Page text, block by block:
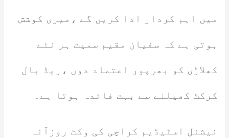
میں اہم کردار ادا کریں گے ،میری کوشش
ہوتی ہے کہ سفیان مقیم سمیت ہر نئے
کھلاڑی کو بھرپور اعتماد دوں ،ریڈ بال
کرکٹ کھیلنے سے بہت فائدہ ہوتا ہے۔
نیشنل اسٹیڈیم کراچی کی وکٹ روزآنہ